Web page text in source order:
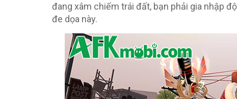
đang xâm chiếm trái đất, bạn phải gia nhập
đe dọa này.